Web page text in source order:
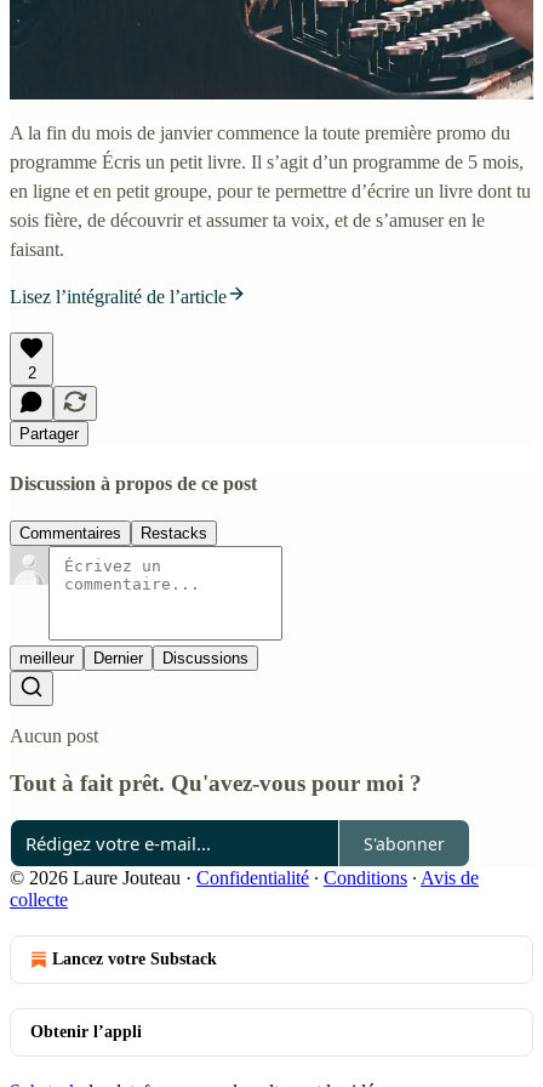
A la fin du mois de janvier commence la toute première promo du
programme Écris un petit livre. Il s’agit d’un programme de 5 mois,
en ligne et en petit groupe, pour te permettre d’écrire un livre dont tu
sois fière, de découvrir et assumer ta voix, et de s’amuser en le
faisant.
Lisez l’intégralité de l’article
2
Partager
Discussion à propos de ce post
Commentaires Restacks
meilleur Dernier Discussions
Aucun post
Tout à fait prêt. Qu'avez-vous pour moi ?
S'abonner
© 2026 Laure Jouteau · Confidentialité ∙ Conditions ∙ Avis de
collecte
Lancez votre Substack
Obtenir l’appli